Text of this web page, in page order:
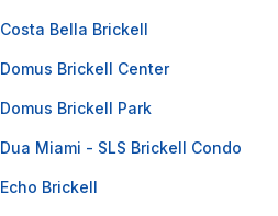
Costa Bella Brickell
Domus Brickell Center
Domus Brickell Park
Dua Miami - SLS Brickell Condo
Echo Brickell